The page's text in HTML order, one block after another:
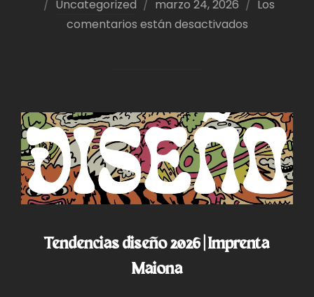
Uncategorized
Publicado
el
marzo 24, 2026
Los
comentarios están desactivados
Tendencias diseño 2026 | Imprenta
Maiona